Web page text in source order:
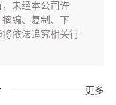
未经本公司许
编、复制、下
依法追究相关行
更多